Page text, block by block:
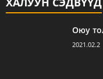
Оюу
2021.02.2